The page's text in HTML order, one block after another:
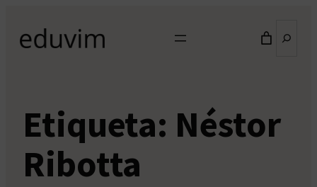
contenido
Etiqueta: Néstor
Ribotta